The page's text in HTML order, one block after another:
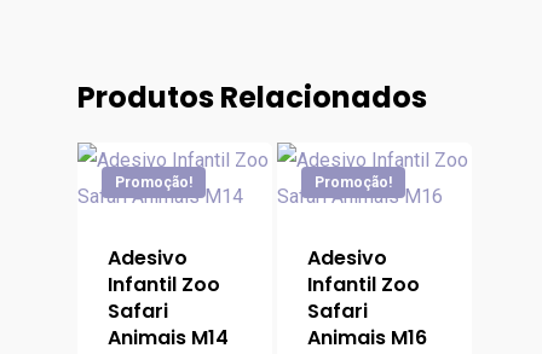
Produtos Relacionados
Promoção!
Adesivo
Infantil Zoo
Safari
Animais M14
Promoção!
Adesivo
Infantil Zoo
Safari
Animais M16